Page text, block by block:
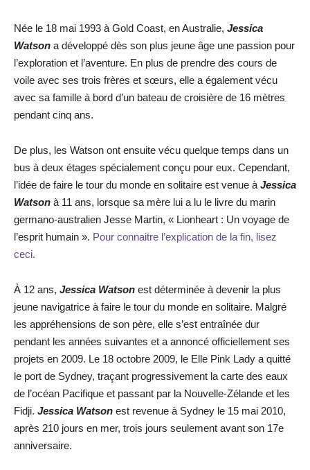
Née le 18 mai 1993 à Gold Coast, en Australie, Jessica
Watson a développé dès son plus jeune âge une passion pour
l’exploration et l’aventure. En plus de prendre des cours de
voile avec ses trois frères et sœurs, elle a également vécu
avec sa famille à bord d’un bateau de croisière de 16 mètres
pendant cinq ans.
De plus, les Watson ont ensuite vécu quelque temps dans un
bus à deux étages spécialement conçu pour eux. Cependant,
l’idée de faire le tour du monde en solitaire est venue à Jessica
Watson à 11 ans, lorsque sa mère lui a lu le livre du marin
germano-australien Jesse Martin, « Lionheart : Un voyage de
l’esprit humain ». Pour connaitre l’explication de la fin, lisez
ceci.
À 12 ans, Jessica Watson est déterminée à devenir la plus
jeune navigatrice à faire le tour du monde en solitaire. Malgré
les appréhensions de son père, elle s’est entraînée dur
pendant les années suivantes et a annoncé officiellement ses
projets en 2009. Le 18 octobre 2009, le Elle Pink Lady a quitté
le port de Sydney, traçant progressivement la carte des eaux
de l’océan Pacifique et passant par la Nouvelle-Zélande et les
Fidji. Jessica Watson est revenue à Sydney le 15 mai 2010,
après 210 jours en mer, trois jours seulement avant son 17e
anniversaire.